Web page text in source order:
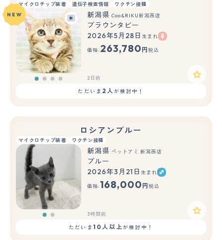
マイクロチップ装着 遺伝子検査情報
ワクチン接種
NEW
新潟県 Coo&RIKU新潟西店
ブラウンタビー
2026年5月28日 生まれ
価格: 263,780 円 税込
2日前
ただいま 2人が検討中！
ロシアンブルー
マイクロチップ装着 ワクチン接種
もっと見る
新潟県 ペットアミ 新潟西店
ブルー
2026年3月21日 生まれ
価格:168,000 円 税込
3時間前
ただいま 10人以上が検討中！